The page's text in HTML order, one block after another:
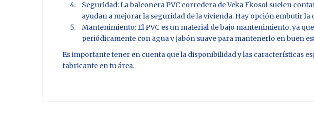
Seguridad: La balconera PVC corredera de Veka Ekosol suelen
ayudan a mejorar la seguridad de la vivienda. Hay opción embutir la
Mantenimiento: El PVC es un material de bajo mantenimiento, ya
periódicamente con agua y jabón suave para mantenerlo en buen
Es importante tener en cuenta que la disponibilidad y las características
fabricante en tu área.